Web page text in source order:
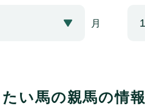
月
い馬の親馬の情報